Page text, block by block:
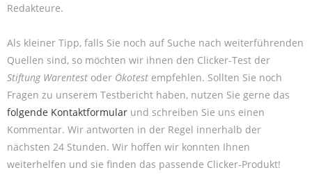
Redakteure.
Als kleiner Tipp, falls Sie noch auf Suche nach weiterführenden
Quellen sind, so möchten wir ihnen den Clicker-Test der
Stiftung Warentest oder Ökotest empfehlen. Sollten Sie noch
Fragen zu unserem Testbericht haben, nutzen Sie gerne das
folgende Kontaktformular und schreiben Sie uns einen
Kommentar. Wir antworten in der Regel innerhalb der
nächsten 24 Stunden. Wir hoffen wir konnten Ihnen
weiterhelfen und sie finden das passende Clicker-Produkt!